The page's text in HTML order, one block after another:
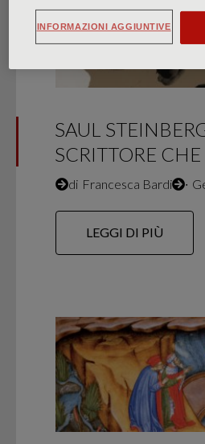
SAUL
SCRITTORE
di Francesca Bardi ∙
LEGGI DI PIÙ
INFORMAZIONI AGGIUNTIVE